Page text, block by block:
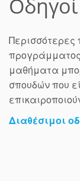
Περισσότερες
μαθήματα
σπουδών που
Διαθέσιμοι